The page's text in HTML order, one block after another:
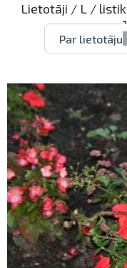
Lietotāji / L / listik
Par lietotāju